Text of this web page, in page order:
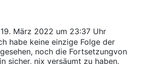
März 2022 um 23:37 Uhr
habe keine einzige Folge der
noch die Fortsetzungvon
sicher, nix versäumt zu haben.